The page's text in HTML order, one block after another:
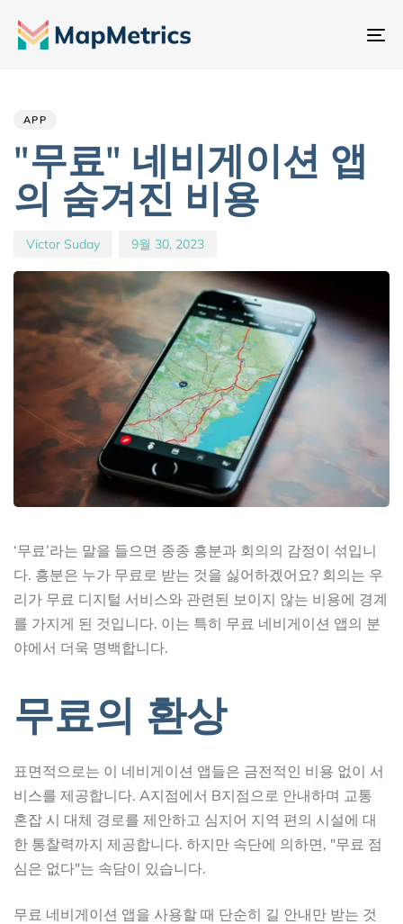
내
APP
"무료" 네비게이션 앱
의 숨겨진 비용
Victor Suday 9월 30, 2023
‘무료’라는 말을 들으면 종종 흥분과 회의의 감정이 섞입니
다. 흥분은 누가 무료로 받는 것을 싫어하겠어요? 회의는 우
리가 무료 디지털 서비스와 관련된 보이지 않는 비용에 경계
를 가지게 된 것입니다. 이는 특히 무료 네비게이션 앱의 분
야에서 더욱 명백합니다.
무료의 환상
표면적으로는 이 네비게이션 앱들은 금전적인 비용 없이 서
비스를 제공합니다. A지점에서 B지점으로 안내하며 교통
혼잡 시 대체 경로를 제안하고 심지어 지역 편의 시설에 대
한 통찰력까지 제공합니다. 하지만 속단에 의하면, "무료 점
심은 없다"는 속담이 있습니다.
무료 네비게이션 앱을 사용할 때 단순히 길 안내만 받는 것